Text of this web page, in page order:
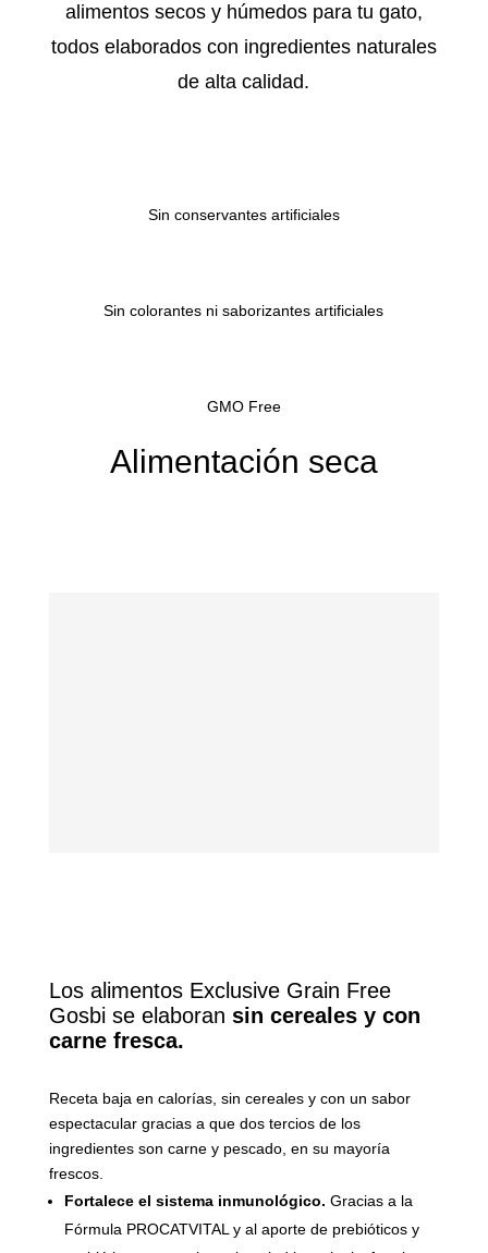
alimentos secos y húmedos para tu gato,
todos elaborados con ingredientes naturales
de alta calidad.
Sin conservantes artificiales
Sin colorantes ni saborizantes artificiales
GMO Free
Alimentación seca
Los alimentos Exclusive Grain Free
Gosbi se elaboran sin cereales y con
carne fresca.
Receta baja en calorías, sin cereales y con un sabor
espectacular gracias a que dos tercios de los
ingredientes son carne y pescado, en su mayoría
frescos.
Fortalece el sistema inmunológico. Gracias a la
Fórmula PROCATVITAL y al aporte de prebióticos y